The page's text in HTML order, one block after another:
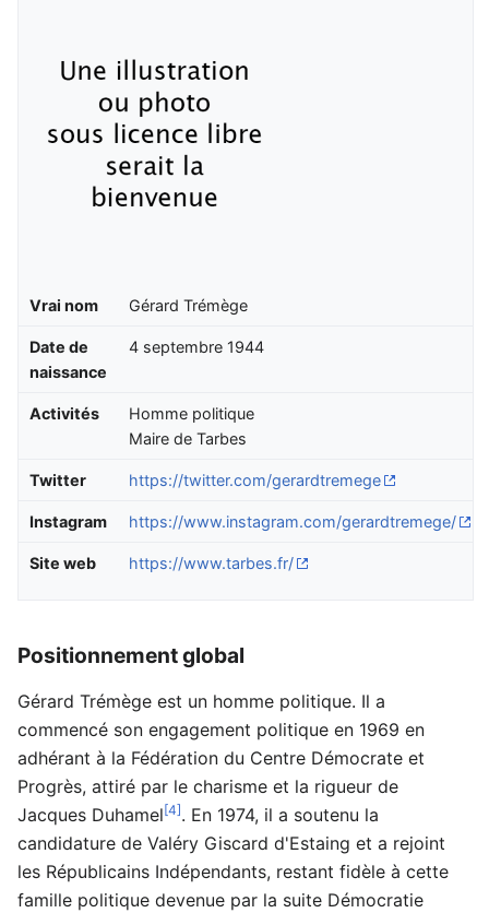
Vrai nom Gérard Trémège
Date de
naissance
4 septembre 1944
Activités
Homme politique
Maire de Tarbes
Twitter https://twitter.com/gerardtremege
Instagram https://www.instagram.com/gerardtremege/
Site web https://www.tarbes.fr/
Positionnement global
Gérard Trémège est un homme politique. Il a
commencé son engagement politique en 1969 en
adhérant à la Fédération du Centre Démocrate et
Progrès, attiré par le charisme et la rigueur de
Jacques Duhamel[4]. En 1974, il a soutenu la
candidature de Valéry Giscard d'Estaing et a rejoint
les Républicains Indépendants, restant fidèle à cette
famille politique devenue par la suite Démocratie